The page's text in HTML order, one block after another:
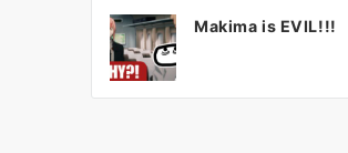
Makima is EVIL!!!